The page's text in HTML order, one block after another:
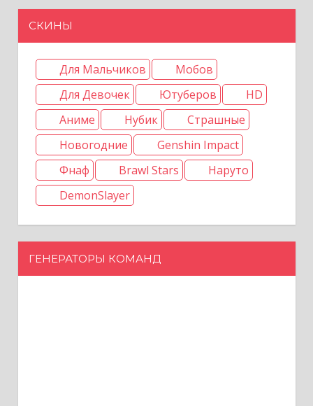
СКИНЫ
Для Мальчиков
Мобов
Для Девочек
Ютуберов
HD
Аниме
Нубик
Страшные
Новогодние
Genshin Impact
Фнаф
Brawl Stars
Наруто
DemonSlayer
ГЕНЕРАТОРЫ КОМАНД